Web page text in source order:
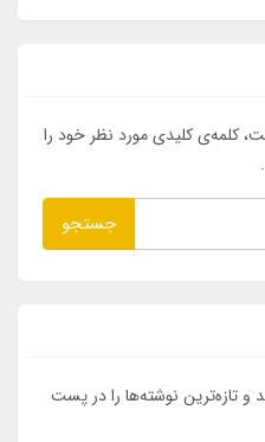
کلمه‌ی کلیدی مورد نظر خود را
جستجو
تازه‌ترین نوشته‌ها را در پست